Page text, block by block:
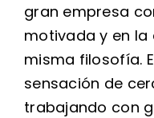
gran empresa
motivada y en
misma filosofía.
sensación de
trabajando con